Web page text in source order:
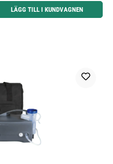
knapparna för att öka eller minska kvantiteten.
LÄGG TILL I KUNDVAGNEN